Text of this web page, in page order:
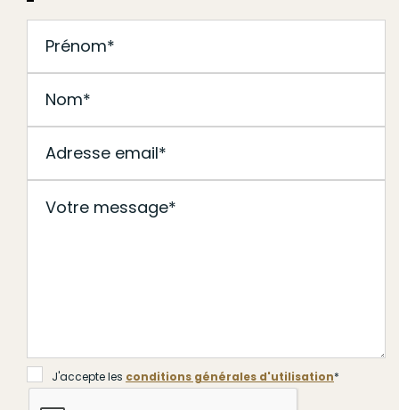
J'accepte les conditions générales d'utilisation*